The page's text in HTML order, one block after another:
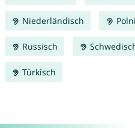
Niederländisch
Russisch
Türkisch